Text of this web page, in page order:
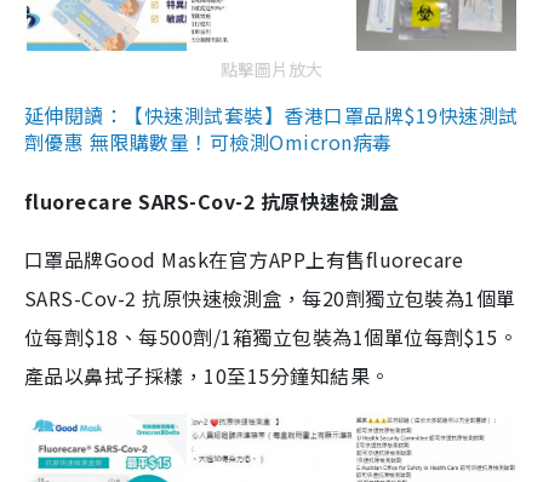
點擊圖片放大
延伸閱讀：【快速測試套裝】香港口罩品牌$19快速測試
劑優惠 無限購數量！可檢測Omicron病毒
fluorecare SARS-Cov-2 抗原快速檢測盒
口罩品牌Good Mask在官方APP上有售fluorecare
SARS-Cov-2 抗原快速檢測盒，每20劑獨立包裝為1個單
位每劑$18、每500劑/1箱獨立包裝為1個單位每劑$15。
產品以鼻拭子採樣，10至15分鐘知結果。